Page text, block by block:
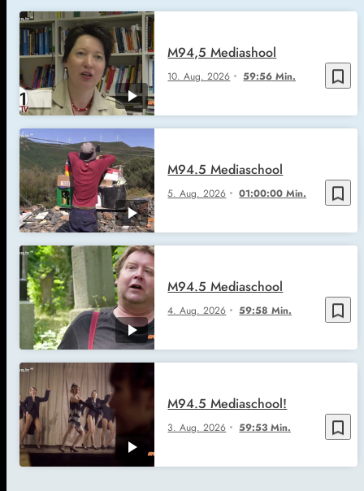
bookmark_border
10. Aug. 2026 59:56 Min.
M94,5 Mediashool
bookmark_border
5. Aug. 2026 01:00:00 Min.
M94.5 Mediaschool
bookmark_border
4. Aug. 2026 59:58 Min.
M94.5 Mediaschool
bookmark_border
3. Aug. 2026 59:53 Min.
M94.5 Mediaschool!